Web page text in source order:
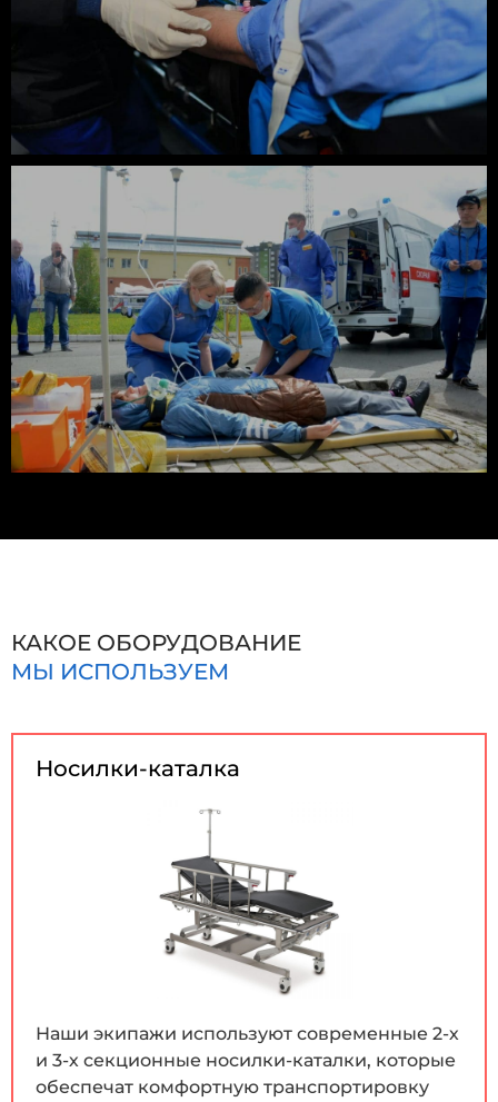
КАКОЕ ОБОРУДОВАНИЕ
МЫ ИСПОЛЬЗУЕМ
Носилки-каталка
Наши экипажи используют современные 2-х
и 3-х секционные носилки-каталки, которые
обеспечат комфортную транспортировку